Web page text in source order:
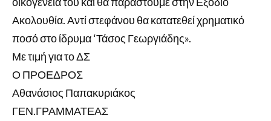
Ακολουθία. Αντί στεφάνου θα κατατεθεί χρηματικό
ποσό στο ίδρυμα ‘Τάσος Γεωργιάδης».
Με τιμή για το ΔΣ
Ο ΠΡΟΕΔΡΟΣ
Αθανάσιος Παπακυριάκος
ΓΕΝ.ΓΡΑΜΜΑΤΕΑΣ